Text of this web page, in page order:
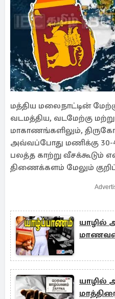
மத்திய மலைநாட்டின்
வடமத்திய, வடமேற்கு
மாகாணங்களிலும்,
அவ்வப்போது மணிக்கு 30-
பலத்த காற்று
திணைக்களம் மேலும்
யாழில்
மாணவன்
யாழில்